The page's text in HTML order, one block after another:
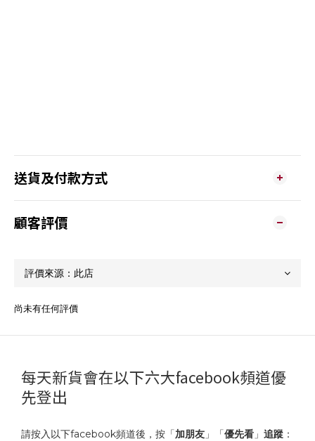
送貨及付款方式
顧客評價
尚未有任何評價
每天新貨會在以下六大facebook頻道優
先登出
請按入以下facebook頻道後，按「加朋友 」「優先看 」 追蹤 ：